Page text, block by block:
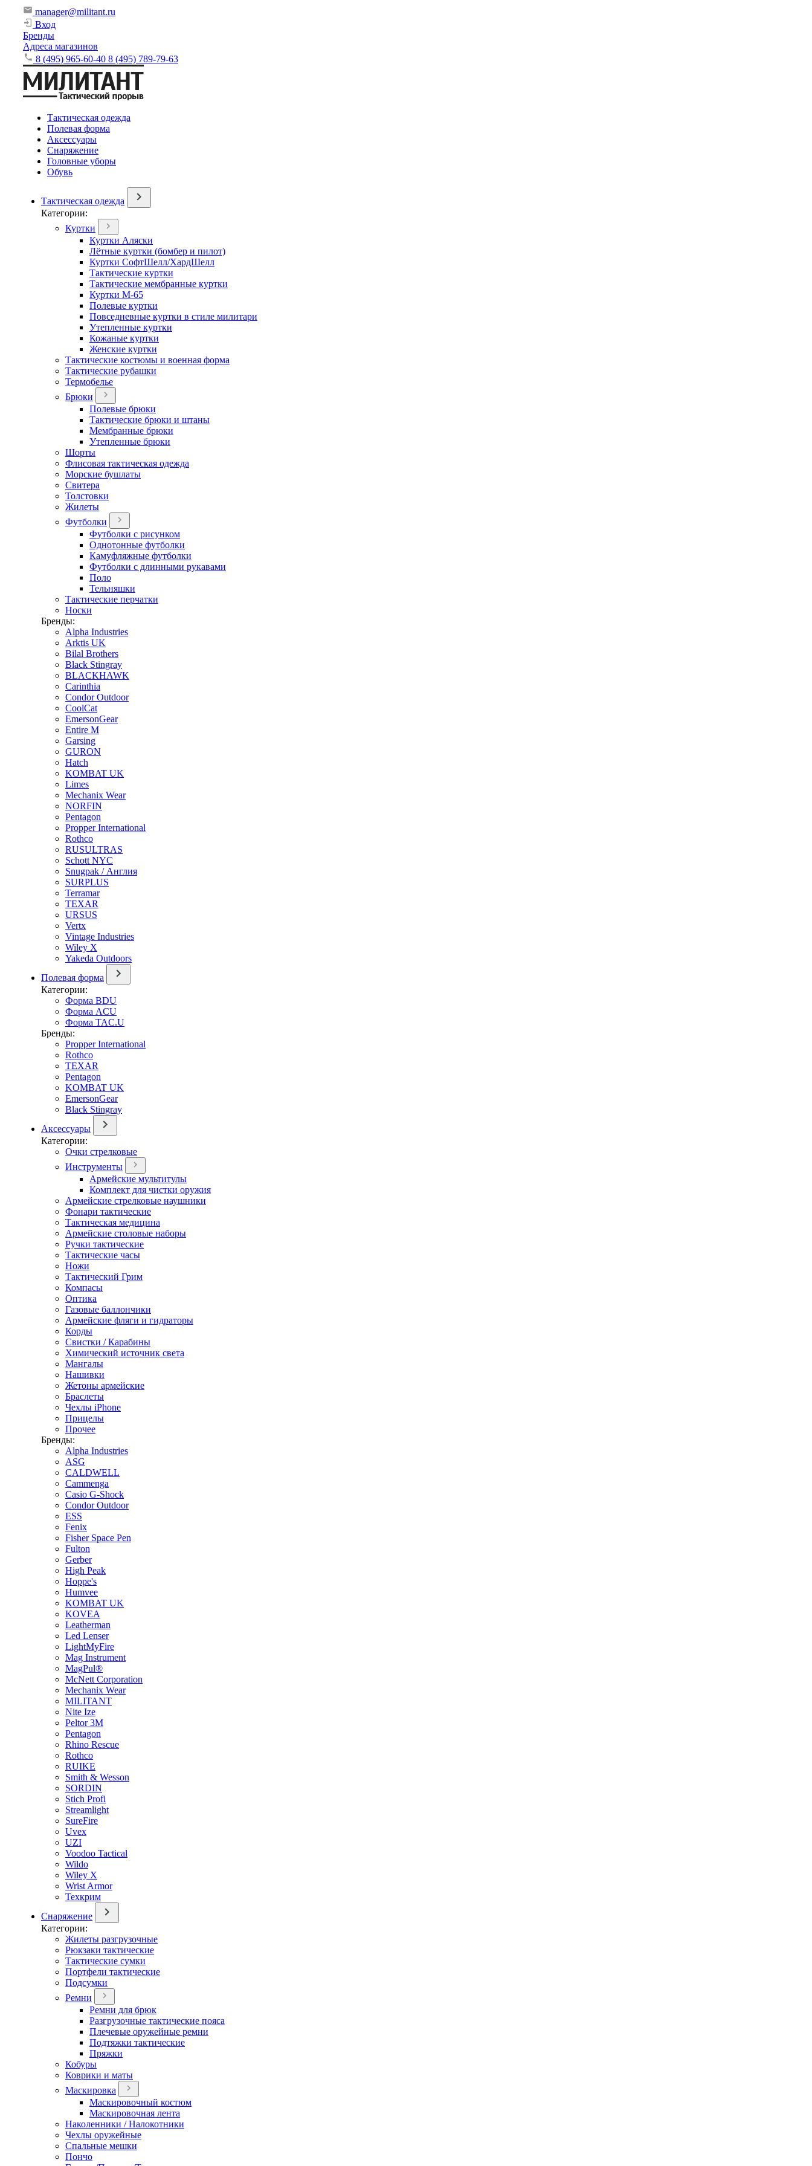
manager@militant.ru
Вход
Бренды
Адреса магазинов
8 (495) 965-60-40 8 (495) 789-79-63
Тактическая одежда
Полевая форма
Аксессуары
Снаряжение
Головные уборы
Обувь
Тактическая одежда
Категории:
Куртки
Куртки Аляски
Лётные куртки (бомбер и пилот)
Куртки СофтШелл/ХардШелл
Тактические куртки
Тактические мембранные куртки
Куртки М-65
Полевые куртки
Повседневные куртки в стиле милитари
Утепленные куртки
Кожаные куртки
Женские куртки
Тактические костюмы и военная форма
Тактические рубашки
Термобелье
Брюки
Полевые брюки
Тактические брюки и штаны
Мембранные брюки
Утепленные брюки
Шорты
Флисовая тактическая одежда
Морские бушлаты
Свитера
Толстовки
Жилеты
Футболки
Футболки с рисунком
Однотонные футболки
Камуфляжные футболки
Футболки с длинными рукавами
Поло
Тельняшки
Тактические перчатки
Носки
Бренды:
Alpha Industries
Arktis UK
Bilal Brothers
Black Stingray
BLACKHAWK
Carinthia
Condor Outdoor
CoolCat
EmersonGear
Entire M
Garsing
GURON
Hatch
KOMBAT UK
Limes
Mechanix Wear
NORFIN
Pentagon
Propper International
Rothco
RUSULTRAS
Schott NYC
Snugpak / Англия
SURPLUS
Terramar
TEXAR
URSUS
Vertx
Vintage Industries
Wiley X
Yakeda Outdoors
Полевая форма
Категории:
Форма BDU
Форма ACU
Форма TAC.U
Бренды:
Propper International
Rothco
TEXAR
Pentagon
KOMBAT UK
EmersonGear
Black Stingray
Аксессуары
Категории:
Очки стрелковые
Инструменты
Армейские мультитулы
Комплект для чистки оружия
Армейские стрелковые наушники
Фонари тактические
Тактическая медицина
Армейские столовые наборы
Ручки тактические
Тактические часы
Ножи
Тактический Грим
Компасы
Оптика
Газовые баллончики
Армейские фляги и гидраторы
Корды
Свистки / Карабины
Химический источник света
Мангалы
Нашивки
Жетоны армейские
Браслеты
Чехлы iPhone
Прицелы
Прочее
Бренды:
Alpha Industries
ASG
CALDWELL
Cammenga
Casio G-Shock
Condor Outdoor
ESS
Fenix
Fisher Space Pen
Fulton
Gerber
High Peak
Hoppe's
Humvee
KOMBAT UK
KOVEA
Leatherman
Led Lenser
LightMyFire
Mag Instrument
MagPul®
McNett Corporation
Mechanix Wear
MILITANT
Nite Ize
Peltor 3M
Pentagon
Rhino Rescue
Rothco
RUIKE
Smith & Wesson
SORDIN
Stich Profi
Streamlight
SureFire
Uvex
UZI
Voodoo Tactical
Wildo
Wiley X
Wrist Armor
Техкрим
Снаряжение
Категории:
Жилеты разгрузочные
Рюкзаки тактические
Тактические сумки
Портфели тактические
Подсумки
Ремни
Ремни для брюк
Разгрузочные тактические пояса
Плечевые оружейные ремни
Подтяжки тактические
Пряжки
Кобуры
Коврики и маты
Маскировка
Маскировочный костюм
Маскировочная лента
Наколенники / Налокотники
Чехлы оружейные
Спальные мешки
Пончо